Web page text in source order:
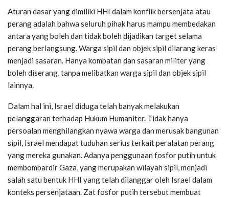
Aturan dasar yang dimiliki HHI dalam konflik bersenjata atau
perang adalah bahwa seluruh pihak harus mampu membedakan
antara yang boleh dan tidak boleh dijadikan target selama
perang berlangsung. Warga sipil dan objek sipil dilarang keras
menjadi sasaran. Hanya kombatan dan sasaran militer yang
boleh diserang, tanpa melibatkan warga sipil dan objek sipil
lainnya.
Dalam hal ini, Israel diduga telah banyak melakukan
pelanggaran terhadap Hukum Humaniter. Tidak hanya
persoalan menghilangkan nyawa warga dan merusak bangunan
sipil, Israel mendapat tuduhan serius terkait peralatan perang
yang mereka gunakan. Adanya penggunaan fosfor putih untuk
membombardir Gaza, yang merupakan wilayah sipil, menjadi
salah satu bentuk HHI yang telah dilanggar oleh Israel dalam
konteks persenjataan. Zat fosfor putih tersebut membuat